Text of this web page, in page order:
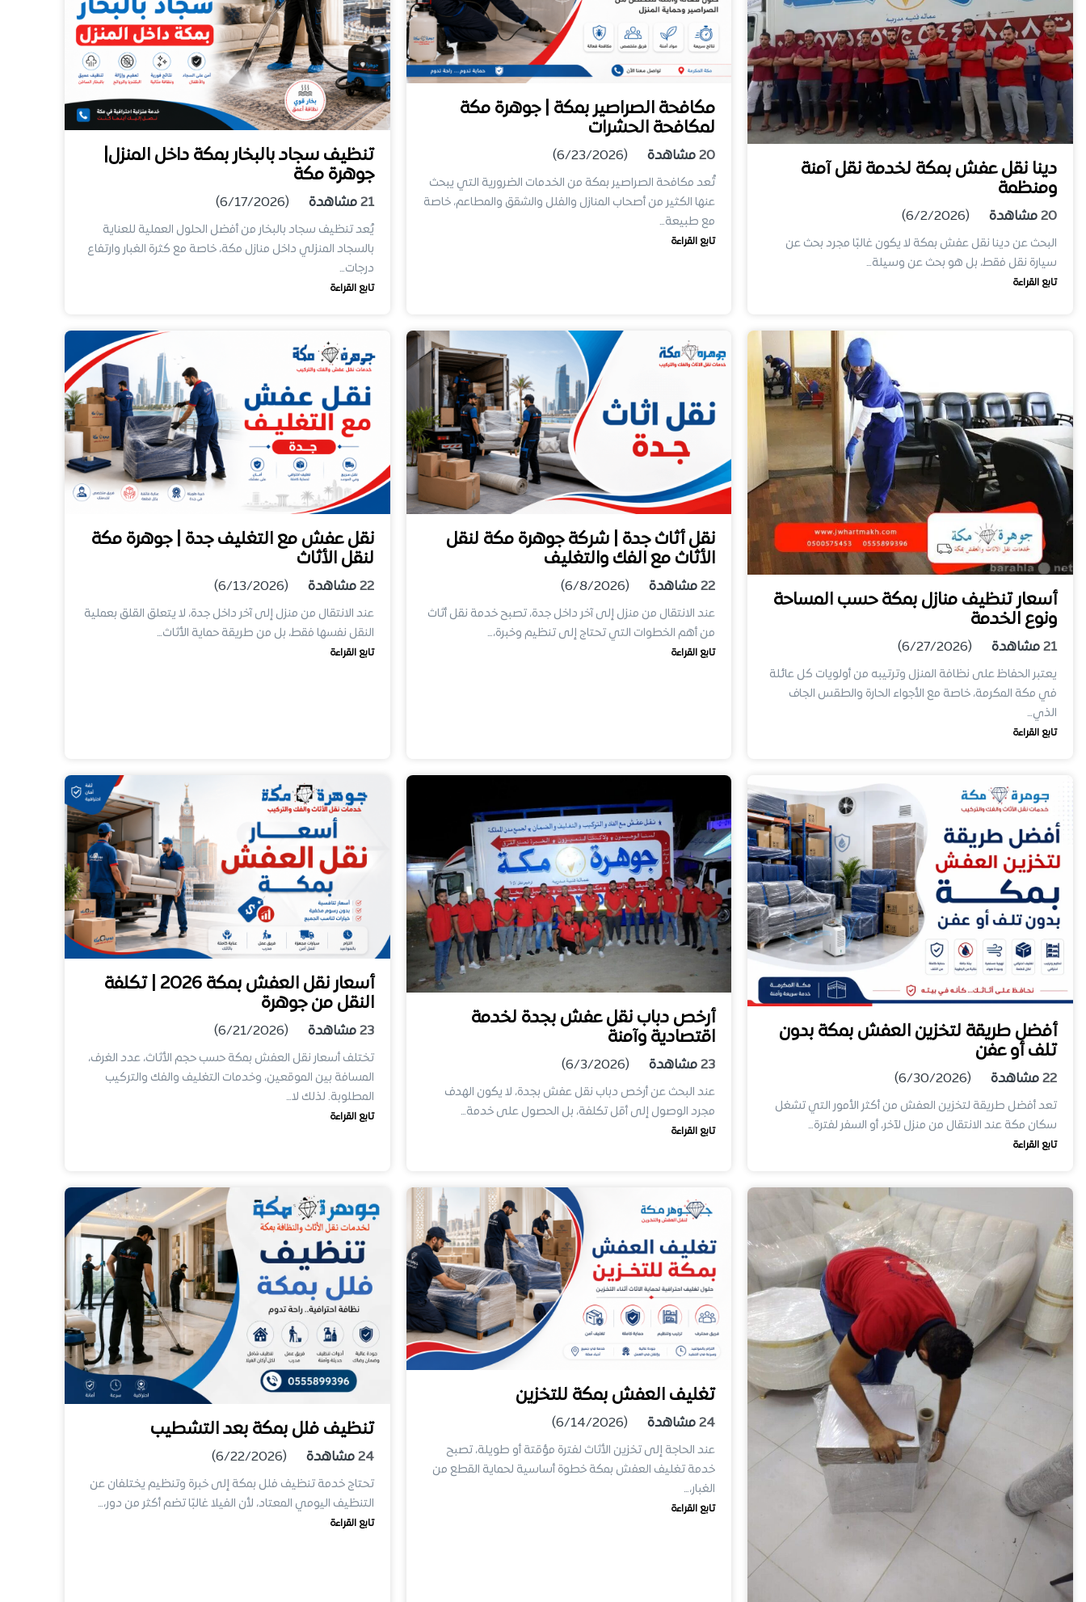
دينا نقل عفش بمكة لخدمة نقل آمنة
ومنظمة
20 مشاهدة (6/2/2026)
البحث عن دينا نقل عفش بمكة لا يكون غالبًا مجرد بحث عن
سيارة نقل فقط، بل هو بحث عن وسيلة…
تابع القراءة
مكافحة الصراصير بمكة | جوهرة مكة
لمكافحة الحشرات
20 مشاهدة (6/23/2026)
تُعد مكافحة الصراصير بمكة من الخدمات الضرورية التي يبحث
عنها الكثير من أصحاب المنازل والفلل والشقق والمطاعم، خاصة
مع طبيعة…
تابع القراءة
تنظيف سجاد بالبخار بمكة داخل المنزل|
جوهرة مكة
21 مشاهدة (6/17/2026)
يُعد تنظيف سجاد بالبخار من أفضل الحلول العملية للعناية
بالسجاد المنزلي داخل منازل مكة، خاصة مع كثرة الغبار وارتفاع
درجات…
تابع القراءة
أسعار تنظيف منازل بمكة حسب المساحة
ونوع الخدمة
21 مشاهدة (6/27/2026)
يعتبر الحفاظ على نظافة المنزل وترتيبه من أولويات كل عائلة
في مكة المكرمة، خاصة مع الأجواء الحارة والطقس الجاف
الذي…
تابع القراءة
نقل أثاث جدة | شركة جوهرة مكة لنقل
الأثاث مع الفك والتغليف
22 مشاهدة (6/8/2026)
عند الانتقال من منزل إلى آخر داخل جدة، تصبح خدمة نقل أثاث
من أهم الخطوات التي تحتاج إلى تنظيم وخبرة،…
تابع القراءة
نقل عفش مع التغليف جدة | جوهرة مكة
لنقل الأثاث
22 مشاهدة (6/13/2026)
عند الانتقال من منزل إلى آخر داخل جدة، لا يتعلق القلق بعملية
النقل نفسها فقط، بل من طريقة حماية الأثاث…
تابع القراءة
أفضل طريقة لتخزين العفش بمكة بدون
تلف أو عفن
22 مشاهدة (6/30/2026)
تعد أفضل طريقة لتخزين العفش من أكثر الأمور التي تشغل
سكان مكة عند الانتقال من منزل لآخر، أو السفر لفترة…
تابع القراءة
أرخص دباب نقل عفش بجدة لخدمة
اقتصادية وآمنة
23 مشاهدة (6/3/2026)
عند البحث عن أرخص دباب نقل عفش بجدة، لا يكون الهدف
مجرد الوصول إلى أقل تكلفة، بل الحصول على خدمة…
تابع القراءة
أسعار نقل العفش بمكة 2026 | تكلفة
النقل من جوهرة
23 مشاهدة (6/21/2026)
تختلف أسعار نقل العفش بمكة حسب حجم الأثاث، عدد الغرف،
المسافة بين الموقعين، وخدمات التغليف والفك والتركيب
المطلوبة. لذلك لا…
تابع القراءة
تغليف العفش بمكة للتخزين
24 مشاهدة (6/14/2026)
عند الحاجة إلى تخزين الأثاث لفترة مؤقتة أو طويلة، تصبح
خدمة تغليف العفش بمكة خطوة أساسية لحماية القطع من
الغبار،…
تابع القراءة
تنظيف فلل بمكة بعد التشطيب
24 مشاهدة (6/22/2026)
تحتاج خدمة تنظيف فلل بمكة إلى خبرة وتنظيم يختلفان عن
التنظيف اليومي المعتاد، لأن الفيلا غالبًا تضم أكثر من دور،…
تابع القراءة